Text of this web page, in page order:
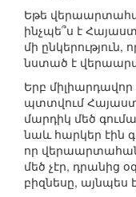
Եթե
ինչպե՞ս է
մի ընկերություն,
նստած է
Երբ
պտտվում
մարդիկ մեծ
նաև հարկեր էին
որ
մեծ չէր, դրանից
բիզնեսը, այնպես